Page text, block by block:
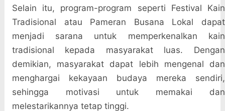
Selain itu, program-program seperti Festival Kain
Tradisional atau Pameran Busana Lokal dapat
menjadi sarana untuk memperkenalkan kain
tradisional kepada masyarakat luas. Dengan
demikian, masyarakat dapat lebih mengenal dan
menghargai kekayaan budaya mereka sendiri,
sehingga motivasi untuk memakai dan
melestarikannya tetap tinggi.